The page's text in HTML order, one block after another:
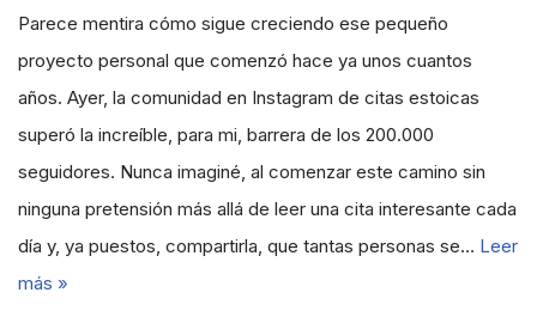
Parece mentira cómo sigue creciendo ese pequeño
proyecto personal que comenzó hace ya unos cuantos
años. Ayer, la comunidad en Instagram de citas estoicas
superó la increíble, para mi, barrera de los 200.000
seguidores. Nunca imaginé, al comenzar este camino sin
ninguna pretensión más allá de leer una cita interesante cada
día y, ya puestos, compartirla, que tantas personas se… Leer
más »